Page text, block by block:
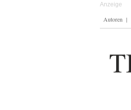
Autoren